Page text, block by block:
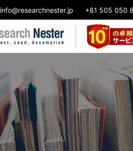
info@researchnester.jp +81 505 050